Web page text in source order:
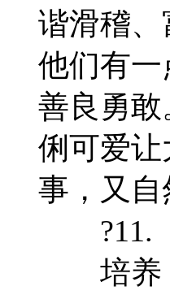
谐滑稽
他们有
善良勇
俐可爱
事，又
?11.《
培养：